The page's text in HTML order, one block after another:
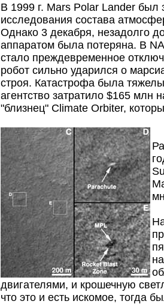
В 1999 г. Mars Polar Lander
исследования состава
Однако 3 декабря, незадолго
аппаратом была потеряна. В
стало преждевременное
робот сильно ударился о
строя. Катастрофа была
агентство затратило $165 млн
"близнец" Climate Orbiter,
двигателями, и крошечную
что это и есть искомое, тогда